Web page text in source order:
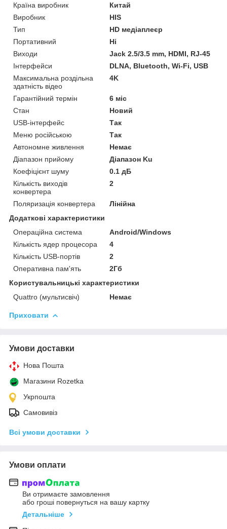
Країна виробник
Китай
Виробник
HIS
Тип
HD медіаплеєр
Портативний
Ні
Виходи
Jack 2.5/3.5 mm, HDMI, RJ-45
Інтерфейси
DLNA, Bluetooth, Wi-Fi, USB
Максимальна роздільна
здатність відео
4K
Гарантійний термін
6 міс
Стан
Новий
USB-інтерфейс
Так
Меню російською
Так
Автономне живлення
Немає
Діапазон прийому
Діапазон Ku
Коефіцієнт шуму
0.1 дБ
Кількість виходів
конвертера
2
Поляризація конвертера
Лінійна
Додаткові характеристики
Операційна система
Android/Windows
Кількість ядер процесора
4
Кількість USB-портів
2
Оперативна пам'ять
2Гб
Користувальницькі характеристики
Quattro (мультисвіч)
Немає
Приховати
Умови доставки
Нова Пошта
Магазини Rozetka
Укрпошта
Самовивіз
Всі умови доставки
Умови оплати
Ви отримаєте замовлення
або гроші повернуться на вашу картку
Детальніше